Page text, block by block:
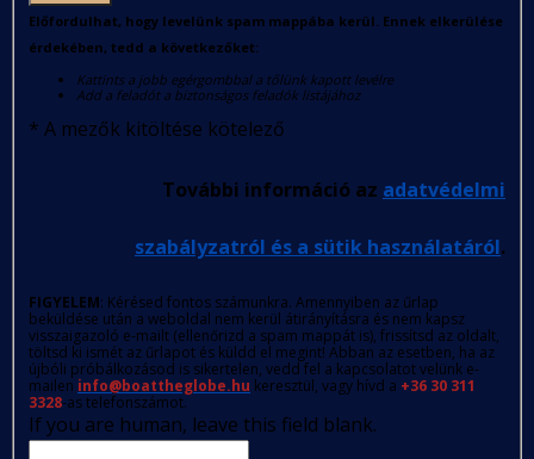
Előfordulhat, hogy levelünk spam mappába kerül. Ennek elkerülése
érdekében, tedd a következőket:
Kattints a jobb egérgombbal a tőlünk kapott levélre
Add a feladót a biztonságos feladók listájához
* A mezők kitöltése kötelező
További információ az adatvédelmi
szabályzatról és a sütik használatáról.
FIGYELEM: Kérésed fontos számunkra. Amennyiben az űrlap
beküldése után a weboldal nem kerül átirányításra és nem kapsz
visszaigazoló e-mailt (ellenőrizd a spam mappát is), frissítsd az oldalt,
töltsd ki ismét az űrlapot és küldd el megint! Abban az esetben, ha az
újbóli próbálkozásod is sikertelen, vedd fel a kapcsolatot velünk e-
mailen info@boattheglobe.hu keresztül, vagy hívd a +36 30 311
3328-as telefonszámot.
If you are human, leave this field blank.